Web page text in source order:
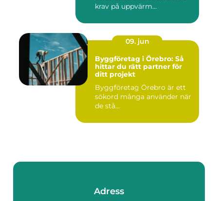
krav på uppvärm...
09. jun
Byggföretag i Örebro: Så
hittar du rätt partner för
ditt projekt
Byggföretag Örebro är ett
sökord många använder när
de stå...
Adress